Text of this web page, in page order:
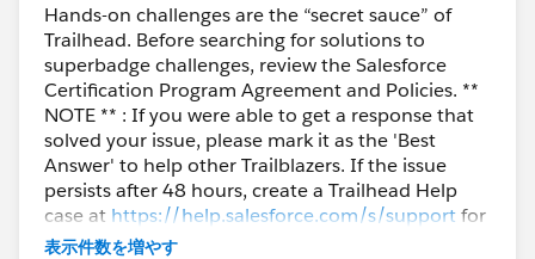
Hands-on challenges are the “secret sauce” of
Trailhead. Before searching for solutions to
superbadge challenges, review the Salesforce
Certification Program Agreement and Policies. **
NOTE ** : If you were able to get a response that
solved your issue, please mark it as the 'Best
Answer' to help other Trailblazers. If the issue
persists after 48 hours, create a Trailhead Help
case at https://help.salesforce.com/s/supportfor
further assistance.
表示件数を増やす